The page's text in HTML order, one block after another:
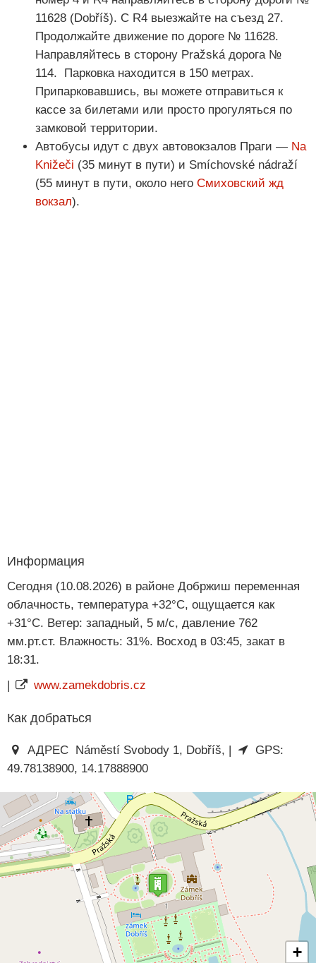
11628 (Dobříš). С R4 выезжайте на съезд 27.
Продолжайте движение по дороге № 11628.
Направляйтесь в сторону Pražská дорога №
114. Парковка находится в 150 метрах.
Припарковавшись, вы можете отправиться к
кассе за билетами или просто прогуляться по
замковой территории.
Автобусы идут с двух автовокзалов Праги — Na
Knižeči (35 минут в пути) и Smíchovské nádraží
(55 минут в пути, около него Смиховский жд
вокзал).
Информация
Сегодня (10.08.2026) в районе Добржиш переменная
облачность, температура +32°C, ощущается как
+31°C. Ветер: западный, 5 м/с, давление 762
мм.рт.ст. Влажность: 31%. Восход в 03:45, закат в
18:31.
|
www.zamekdobris.cz
Как добраться
АДРЕС Náměstí Svobody 1, Dobříš, |
GPS:
49.78138900, 14.17888900
+